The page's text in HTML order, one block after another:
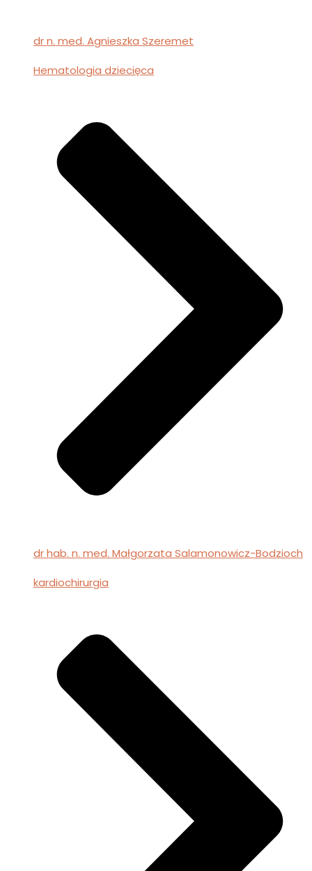
dr n. med. Agnieszka Szeremet
Hematologia dziecięca
dr hab. n. med. Małgorzata Salamonowicz-Bodzioch
kardiochirurgia